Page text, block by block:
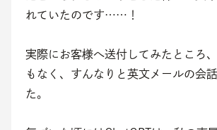
れていたのです……！
実際にお客様へ送付してみたところ
もなく、すんなりと英文メールの会
た。